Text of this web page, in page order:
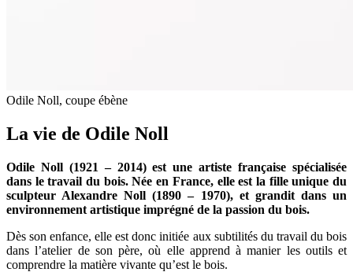
Odile Noll, coupe ébène
La vie de Odile Noll
Odile Noll (1921 – 2014) est une artiste française spécialisée
dans le travail du bois. Née en France, elle est la fille unique du
sculpteur Alexandre Noll (1890 – 1970), et grandit dans un
environnement artistique imprégné de la passion du bois.
Dès son enfance, elle est donc initiée aux subtilités du travail du bois
dans l’atelier de son père, où elle apprend à manier les outils et
comprendre la matière vivante qu’est le bois.